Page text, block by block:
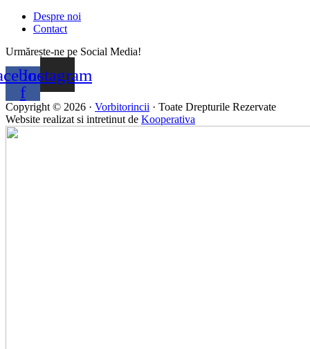
Despre noi
Contact
Urmărește-ne pe Social Media!
f
Instagram
Copyright © 2026 · Vorbitorincii · Toate Drepturile Rezervate
Website realizat si intretinut de Kooperativa